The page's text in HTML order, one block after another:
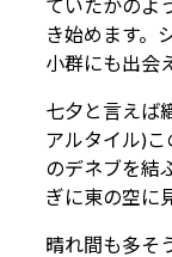
ていたかのよ
き始めます。
小群にも出会
七夕と言えば
アルタイル)
のデネブを結
ぎに東の空に
晴れ間も多そ